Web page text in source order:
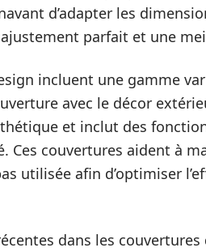
d’adapter les
ajustement parfait et une
incluent une gamme
avec le décor
et inclut des
Ces couvertures aident à
utilisée afin d’optimiser
dans les